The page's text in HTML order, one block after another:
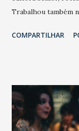
Trabalhou também
COMPARTILHAR